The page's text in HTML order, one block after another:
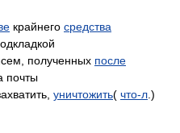
крайнего средства
полученных после
почты
уничтожить( что-л .)